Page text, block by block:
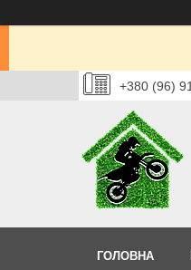
+380 (96)
ГОЛОВНА